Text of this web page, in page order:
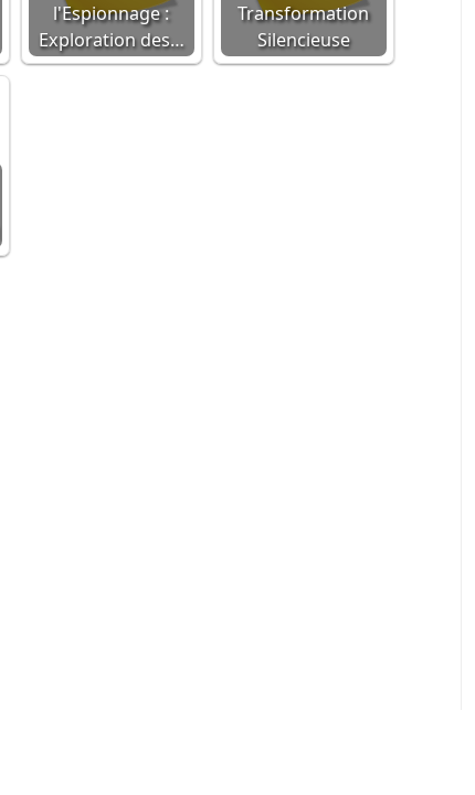
l'Espionnage :
Exploration des…
Transformation
Silencieuse